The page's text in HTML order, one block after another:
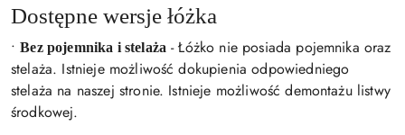
Dostępne wersje łóżka
•Bez pojemnika i stelaża - Łóżko nie posiada pojemnika oraz
stelaża. Istnieje możliwość dokupienia odpowiedniego
stelaża na naszej stronie. Istnieje możliwość demontażu listwy
środkowej.